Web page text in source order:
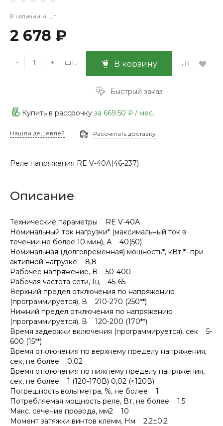
В наличии: 4 шт
2 678 ₽
- + шт. В корзину
Быстрый заказ
Купить в рассрочку за 669.50 ₽ / мес.
Нашли дешевле? Рассчитать доставку
Реле напряжения RE V-40А(46-237)
Описание
Технические параметры RE V-40A
Номинальный ток нагрузки* (максимальный ток в
течении не более 10 мин), А 40(50)
Номинальная (долговременная) мощность*, кВт *- при
активной нагрузке 8,8
Рабочее напряжение, В 50-400
Рабочая частота сети, Гц 45-65
Верхний предел отключения по напряжению
(программируется), В 210-270 (250**)
Нижний предел отключения по напряжению
(программируется), В 120-200 (170**)
Время задержки включения (программируется), сек 5-
600 (15**)
Время отключения по верхнему пределу напряжения,
сек, не более 0,02
Время отключения по нижнему пределу напряжения,
сек, не более 1 (120-170В) 0,02 (<120В)
Погрешность вольтметра, %, не более 1
Потребляемая мощность реле, Вт, не более 1.5
Макс. сечение провода, мм2 10
Момент затяжки винтов клемм, Нм 2,2±0,2